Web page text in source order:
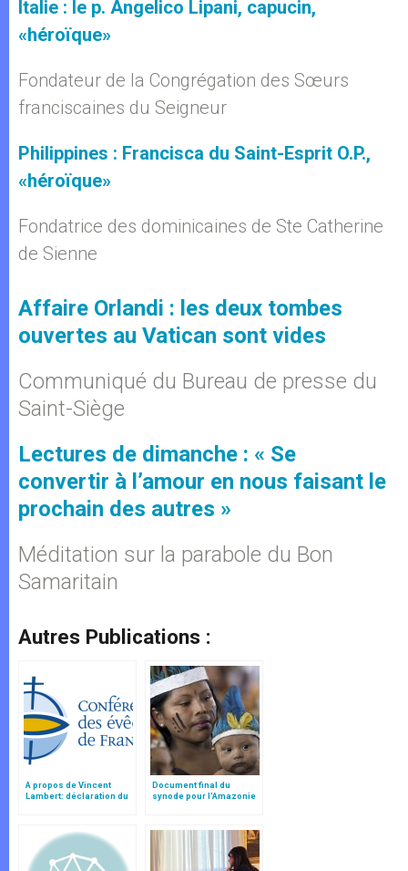
Italie : le p. Angelico Lipani, capucin,
«héroïque»
Fondateur de la Congrégation des Sœurs
franciscaines du Seigneur
Philippines : Francisca du Saint-Esprit O.P.,
«héroïque»
Fondatrice des dominicaines de Ste Catherine
de Sienne
Affaire Orlandi : les deux tombes
ouvertes au Vatican sont vides
Communiqué du Bureau de presse du
Saint-Siège
Lectures de dimanche : « Se
convertir à l’amour en nous faisant le
prochain des autres »
Méditation sur la parabole du Bon
Samaritain
Autres Publications :
A propos de Vincent
Lambert: déclaration du
Document final du
synode pour l'Amazonie